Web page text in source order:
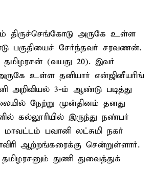
திருச்செங்கோடு அருகே உள்ள
பகுதியைச் சேர்ந்தவர் சரவணன்.
(வயது 20). இவர்
உள்ள தனியார் என்ஜினீயரிங்
அறிவியல் 3-ம் ஆண்டு படித்து
நேற்று முன்தினம் தனது
கல்லூரியில் இருந்து நண்பர்
பவானி லட்சுமி நகர்
ஆற்றங்கரைக்கு சென்றுள்ளார்.
துணி துவைத்துக்